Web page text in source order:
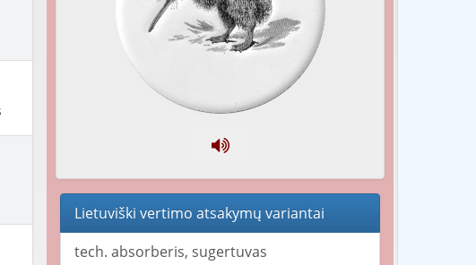
Lietuviški vertimo atsakymų variantai
tech. absorberis, sugertuvas